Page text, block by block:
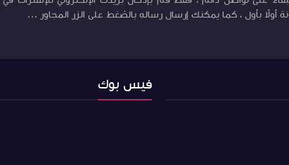
أولاً بأول ، كما يمكنك إرسال رساله بالضغط على الزر المجاور ...
فيس بوك